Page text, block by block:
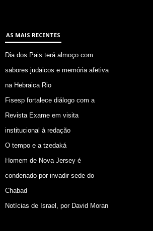
AS MAIS RECENTES
Dia dos Pais terá almoço com
sabores judaicos e memória afetiva
na Hebraica Rio
Fisesp fortalece diálogo com a
Revista Exame em visita
institucional à redação
O tempo e a tzedaká
Homem de Nova Jersey é
condenado por invadir sede do
Chabad
Notícias de Israel, por David Moran